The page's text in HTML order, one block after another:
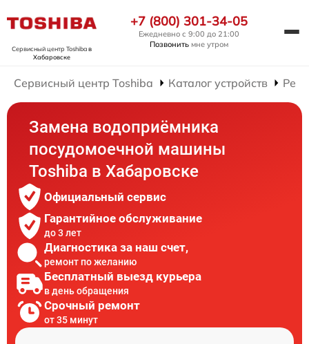
Сервисный центр Toshibaв
Хабаровске
+7 (800) 301-34-05
Ежедневно с 9:00 до 21:00
Позвонить мне утром
Сервисный центр Toshiba Каталог устройств
Замена водоприёмника
посудомоечной машины
Toshiba в Хабаровске
Официальный сервис
Гарантийное обслуживание
до 3 лет
Диагностика за наш счет,
ремонт по желанию
Бесплатный выезд курьера
в день обращения
Срочный ремонт
от 35 минут